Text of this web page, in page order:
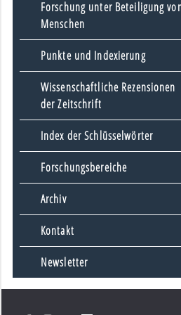
Forschung unter Beteiligung
Menschen
Punkte und Indexierung
Wissenschaftliche Rezensionen
der Zeitschrift
Index der Schlüsselwörter
Forschungsbereiche
Archiv
Kontakt
Newsletter